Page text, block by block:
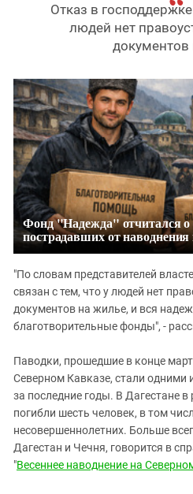
Отказ в
людей нет
Фонд "Надежда" отчитался о
пострадавших от наводнения
"По словам представителей
связан с тем, что у людей нет
документов на жилье, и вся
благотворительные фонды", -
Паводки, прошедшие в конце
Северном Кавказе, стали одними
за последние годы. В Дагестане в
погибли шесть человек, в том
несовершеннолетних. Больше
Дагестан и Чечня, говорится в
"Весеннее наводнение на